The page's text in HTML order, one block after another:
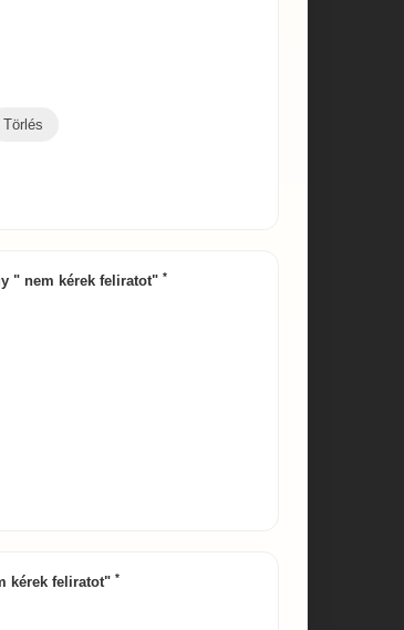
Törlés
" nem kérek feliratot" *
kérek feliratot" *